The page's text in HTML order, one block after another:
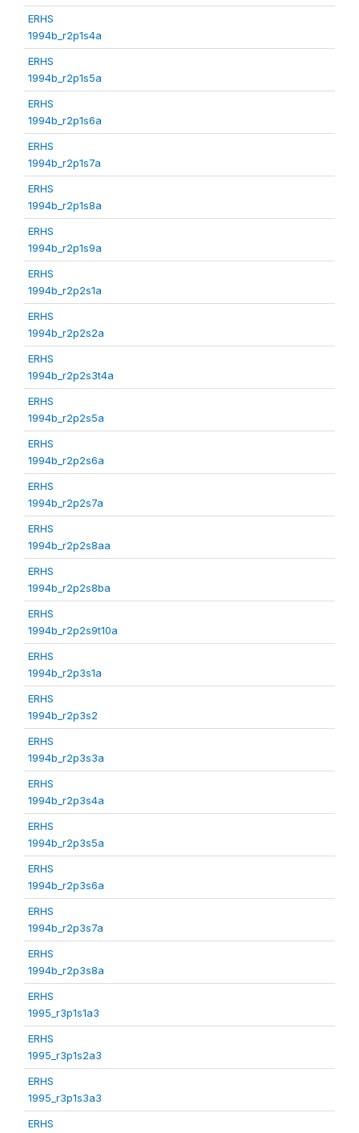
ERHS
1994b_r2p1s4a
ERHS
1994b_r2p1s5a
ERHS
1994b_r2p1s6a
ERHS
1994b_r2p1s7a
ERHS
1994b_r2p1s8a
ERHS
1994b_r2p1s9a
ERHS
1994b_r2p2s1a
ERHS
1994b_r2p2s2a
ERHS
1994b_r2p2s3t4a
ERHS
1994b_r2p2s5a
ERHS
1994b_r2p2s6a
ERHS
1994b_r2p2s7a
ERHS
1994b_r2p2s8aa
ERHS
1994b_r2p2s8ba
ERHS
1994b_r2p2s9t10a
ERHS
1994b_r2p3s1a
ERHS
1994b_r2p3s2
ERHS
1994b_r2p3s3a
ERHS
1994b_r2p3s4a
ERHS
1994b_r2p3s5a
ERHS
1994b_r2p3s6a
ERHS
1994b_r2p3s7a
ERHS
1994b_r2p3s8a
ERHS
1995_r3p1s1a3
ERHS
1995_r3p1s2a3
ERHS
1995_r3p1s3a3
ERHS